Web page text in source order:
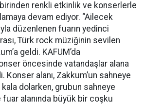
renkli etkinlik ve konserlerle
devam ediyor. “Ailecek
düzenlenen fuarın yedinci
Türk rock müziğinin sevilen
geldi. KAFUM’da
öncesinde vatandaşlar alana
alanı, Zakkum’un sahneye
kala dolarken, grubun sahneye
fuar alanında büyük bir coşku